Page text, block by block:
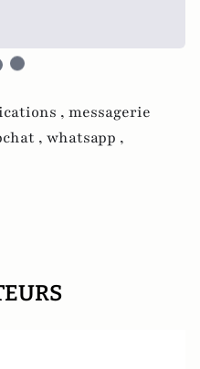
, messagerie
, whatsapp ,